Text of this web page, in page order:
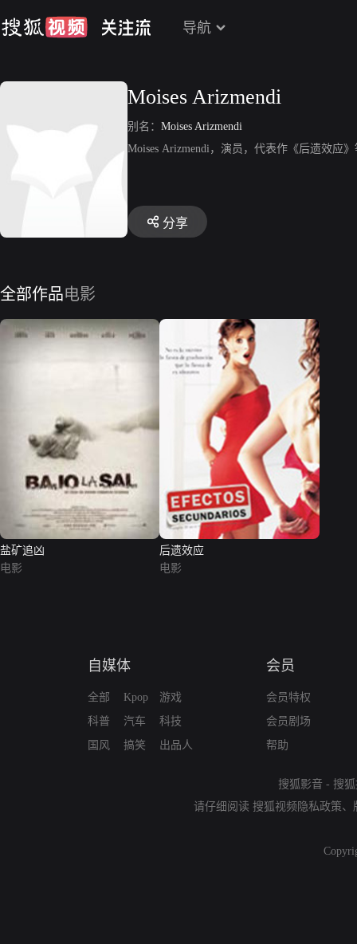
导航
Moises Arizmendi
别名： Moises Arizmendi
Moises Arizmendi，演员，代表作《后遗效应
分享
全部作品电影
盐矿追凶
电影
后遗效应
电影
自媒体
全部
科普
国风
Kpop
汽车
搞笑
游戏
科技
出品人
会员
会员特权
会员剧场
帮助
搜狐影音 - 搜
请仔细阅读 搜狐视频隐私政策、